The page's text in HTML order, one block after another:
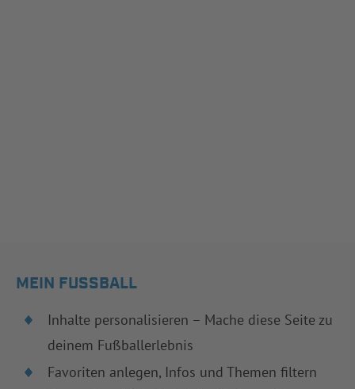
MEIN FUSSBALL
Inhalte personalisieren – Mache diese Seite zu
deinem Fußballerlebnis
Favoriten anlegen, Infos und Themen filtern